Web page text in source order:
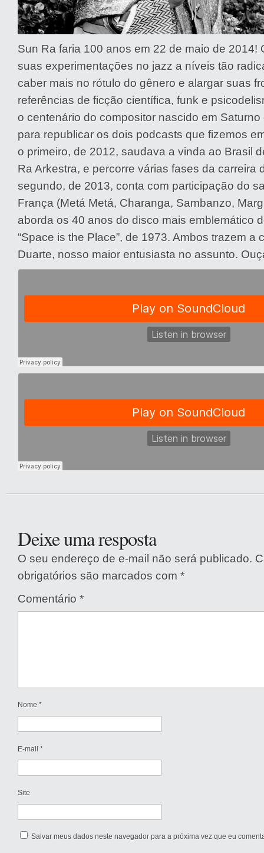
Sun Ra faria 100 anos em 22 de maio de 2014!
suas experimentações no jazz a níveis tão
caber mais no rótulo do gênero e alargar suas
referências de ficção científica, funk e
o centenário do compositor nascido em
para republicar os dois podcasts que fizemos
o primeiro, de 2012, saudava a vinda ao Brasil
Ra Arkestra, e percorre várias fases da carreira
segundo, de 2013, conta com participação do
França (Metá Metá, Charanga, Sambanzo,
aborda os 40 anos do disco mais emblemático
“Space is the Place”, de 1973. Ambos trazem a
Duarte, nosso maior entusiasta no assunto.
Deixe uma resposta
O seu endereço de e-mail não será publicado.
obrigatórios são marcados com *
Comentário *
Nome *
E-mail *
Site
Salvar meus dados neste navegador para a próxima vez que eu